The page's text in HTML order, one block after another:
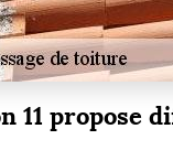
11 propose